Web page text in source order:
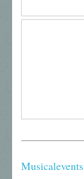
Musicalevents